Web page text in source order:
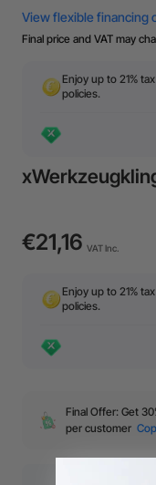
Final price and VAT may
Enjoy up to 21%
policies.
€21,16 VAT Inc.
Enjoy up to 21%
policies.
Final Offer: Get
per customer